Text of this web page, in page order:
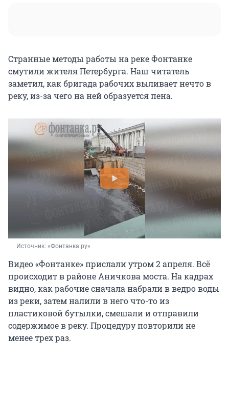
Странные методы работы на реке Фонтанке
смутили жителя Петербурга. Наш читатель
заметил, как бригада рабочих выливает нечто в
реку, из-за чего на ней образуется пена.
Источник: «Фонтанка.ру»
Видео «Фонтанке» прислали утром 2 апреля. Всё
происходит в районе Аничкова моста. На кадрах
видно, как рабочие сначала набрали в ведро воды
из реки, затем налили в него что-то из
пластиковой бутылки, смешали и отправили
содержимое в реку. Процедуру повторили не
менее трех раз.